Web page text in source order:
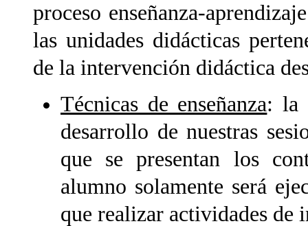
proceso enseñanza-
las unidades didácticas
de la intervención didáctica
Técnicas de enseñanza: la
desarrollo de nuestras
que se presentan los
alumno solamente será
que realizar actividades de